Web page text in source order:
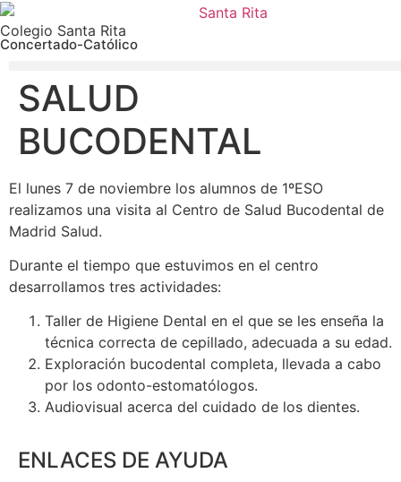
Colegio Santa Rita
Concertado-Católico
SALUD
BUCODENTAL
El lunes 7 de noviembre los alumnos de 1ºESO
realizamos una visita al Centro de Salud Bucodental de
Madrid Salud.
Durante el tiempo que estuvimos en el centro
desarrollamos tres actividades:
Taller de Higiene Dental en el que se les enseña la
técnica correcta de cepillado, adecuada a su edad.
Exploración bucodental completa, llevada a cabo
por los odonto-estomatólogos.
Audiovisual acerca del cuidado de los dientes.
ENLACES DE AYUDA